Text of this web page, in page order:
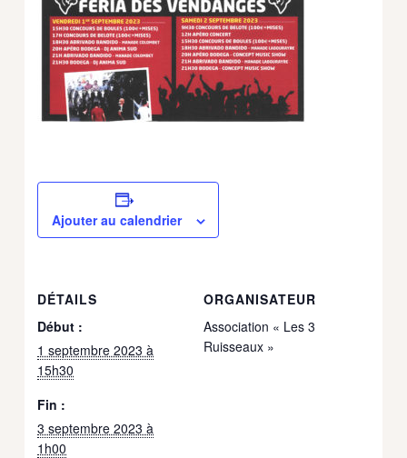
Ajouter au calendrier
DÉTAILS
Début :
1 septembre 2023 à
15h30
Fin :
3 septembre 2023 à
1h00
ORGANISATEUR
Association « Les 3
Ruisseaux »